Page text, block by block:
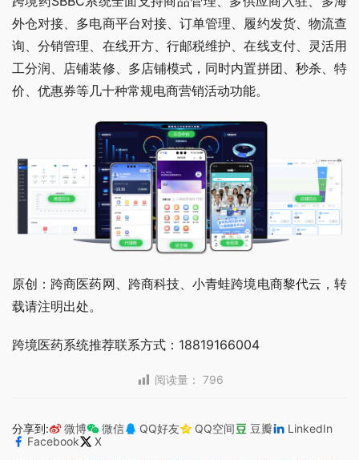
外仓对接、多电商平台对接、订单管理、履约发货、物流查
询、分销管理、在线开方、行邮税维护、在线支付、灵活用
工分润、店铺装修、多店铺模式，同时内置拼团、秒杀、特
价、优惠券等几十种常规电商营销活动功能。
原创：跨商医药网、跨商科技、小青蛙跨境电商黎代云，转
载请注明出处。
跨境医药系统推荐联系方式：18819166004
阅读量： 796
分享到: 微博 微信 QQ好友 QQ空间 豆瓣
LinkedIn
Facebook
X